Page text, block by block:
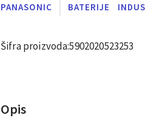
PANASONIC BATERIJE
Šifra proizvoda:5902020523253
Opis